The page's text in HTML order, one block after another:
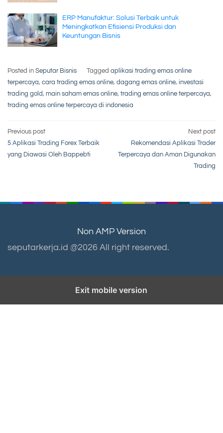
ERP Manufaktur: Solusi Terbaik untuk
Meningkatkan Efisiensi Produksi dan
Keuntungan Bisnis
Posted in Seputar Bisnis Tagged aplikasi trading emas online
terpercaya, cara trading emas online, dagang emas online, investasi
trading gold, main saham emas online, trading emas online terpercaya,
trading emas online terpercaya di indonesia
Post
navigation
Previous post
5 Aplikasi Trading Forex Terbaik
yang Diawasi Oleh Bappebti
Next post
Rekomendasi Aplikasi Trader
Terpercaya dan Aman Digunakan
Trading
Non AMP Version
seputarkerja.id @2026 All right reserved.
Exit mobile version